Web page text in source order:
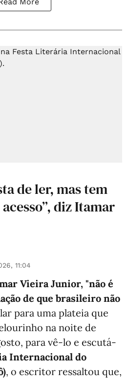
de ler, mas tem
diz Itamar
11:04
Vieira Junior, "não é
de que brasileiro não
para uma plateia que
na noite de
para vê-lo e escutá-
Internacional do
, o escritor ressaltou que,